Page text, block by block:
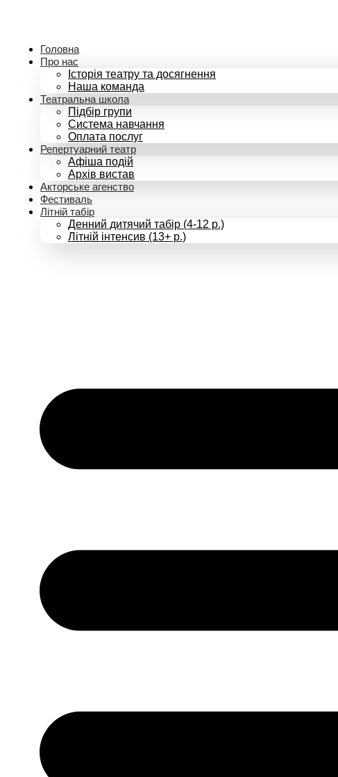
Головна
Про нас
Історія театру та досягнення
Наша команда
Театральна школа
Підбір групи
Система навчання
Оплата послуг
Репертуарний театр
Афіша подій
Архів вистав
Акторське агенство
Фестиваль
Літній табір
Денний дитячий табір (4-12 р.)
Літній інтенсив (13+ р.)